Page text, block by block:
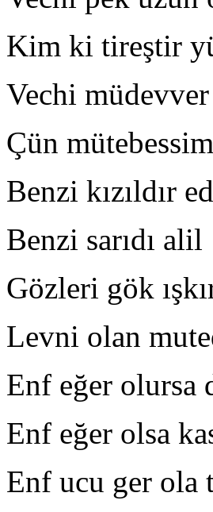
Kim ki
Vechi
Çün
Benzi
Benzi
Gözleri gök
Levni olan
Enf eğer
Enf eğer
Enf ucu ger